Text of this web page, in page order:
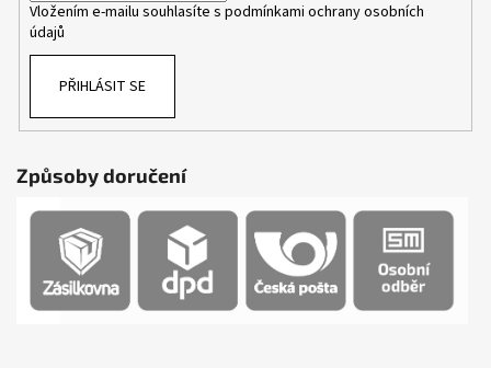
Vložením e-mailu souhlasíte s podmínkami ochrany osobních
údajů
PŘIHLÁSIT SE
Způsoby doručení